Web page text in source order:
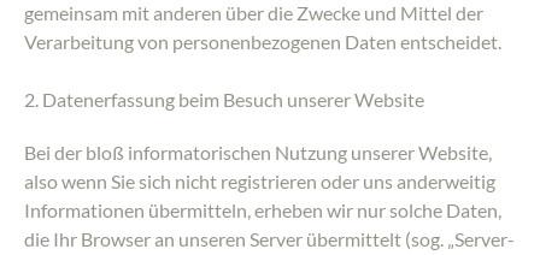
gemeinsam mit anderen über die Zwecke und Mittel der
Verarbeitung von personenbezogenen Daten entscheidet.
2. Datenerfassung beim Besuch unserer Website
Bei der bloß informatorischen Nutzung unserer Website,
also wenn Sie sich nicht registrieren oder uns anderweitig
Informationen übermitteln, erheben wir nur solche Daten,
die Ihr Browser an unseren Server übermittelt (sog. „Server-